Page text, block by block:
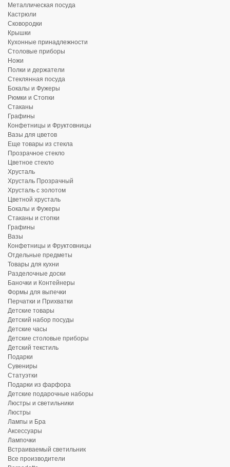
Металлическая посуда
Кастрюли
Сковородки
Крышки
Кухонные принадлежности
Столовые приборы
Ножи
Полки и держатели
Стеклянная посуда
Бокалы и Фужеры
Рюмки и Стопки
Стаканы
Графины
Конфетницы и Фруктовницы
Вазы для цветов
Еще товары из стекла
Прозрачное стекло
Цветное стекло
Хрусталь
Хрусталь Прозрачный
Хрусталь с золотом
Цветной хрусталь
Бокалы и Фужеры
Стаканы и стопки
Графины
Вазы
Конфетницы и Фруктовницы
Отдельные предметы
Товары для кухни
Разделочные доски
Баночки и Контейнеры
Формы для выпечки
Перчатки и Прихватки
Детские товары
Детский набор посуды
Детские часы
Детские столовые приборы
Детский текстиль
Подарки
Сувениры
Статуэтки
Подарки из фарфора
Детские подарочные наборы
Люстры и светильники
Люстры
Лампы и Бра
Аксессуары
Лампочки
Встраиваемый светильник
Все производители